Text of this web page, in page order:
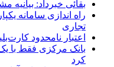
بقائی خبرداد:
راه اندازی سامانه
تجاری
اعتبار نامحدود
کرد